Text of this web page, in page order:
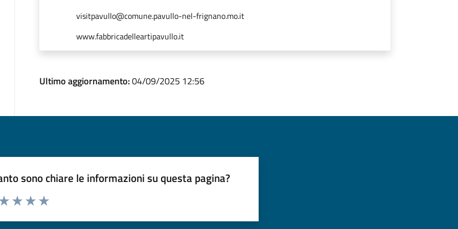
visitpavullo@comune.pavullo-nel-frignano.mo.it
www.fabbricadelleartipavullo.it
Ultimo aggiornamento:04/09/2025 12:56
sono chiare le informazioni su questa pagina?
da 1 a 5 stelle la pagina